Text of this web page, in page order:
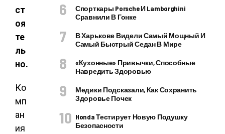
ст
оя
те
ль
но.
Ко
мп
ан
ия
Спорткары Porsche И Lamborghini
Сравнили В Гонке
В Харькове Видели Самый Мощный И
Самый Быстрый Седан В Мире
«Кухонные» Привычки, Способные
Навредить Здоровью
Медики Подсказали, Как Сохранить
Здоровье Почек
Honda Тестирует Новую Подушку
Безопасности